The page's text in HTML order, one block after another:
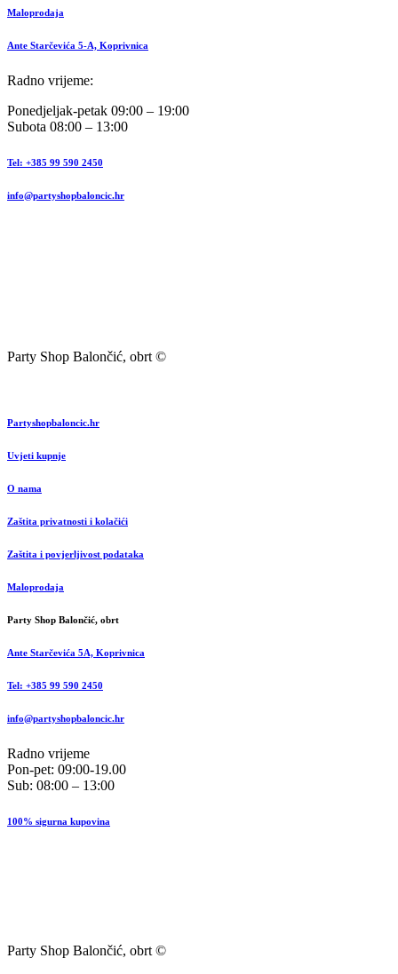
Maloprodaja
Ante Starčevića 5-A, Koprivnica
Radno vrijeme:
Ponedjeljak-petak 09:00 – 19:00
Subota 08:00 – 13:00
Tel: +385 99 590 2450
info@partyshopbaloncic.hr
Party Shop Balončić, obrt ©
Partyshopbaloncic.hr
Uvjeti kupnje
O nama
Zaštita privatnosti i kolačići
Zaštita i povjerljivost podataka
Maloprodaja
Party Shop Balončić, obrt
Ante Starčevića 5A, Koprivnica
Tel: +385 99 590 2450
info@partyshopbaloncic.hr
Radno vrijeme
Pon-pet: 09:00-19.00
Sub: 08:00 – 13:00
100% sigurna kupovina
Party Shop Balončić, obrt ©